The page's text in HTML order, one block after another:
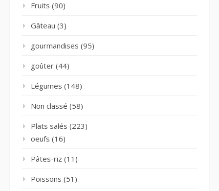
Fruits (90)
Gâteau (3)
gourmandises (95)
goûter (44)
Légumes (148)
Non classé (58)
Plats salés (223)
oeufs (16)
Pâtes-riz (11)
Poissons (51)